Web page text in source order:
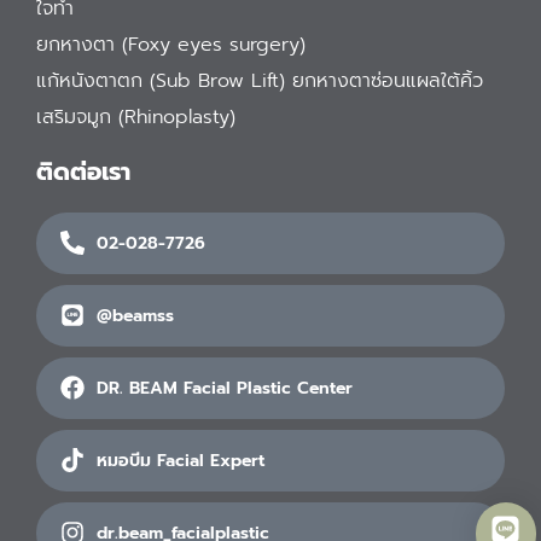
ใจทำ
ยกหางตา (Foxy eyes surgery)
แก้หนังตาตก (Sub Brow Lift) ยกหางตาซ่อนแผลใต้คิ้ว
เสริมจมูก (Rhinoplasty)
ติดต่อเรา
02-028-7726
@beamss
DR. BEAM Facial Plastic Center
หมอบีม Facial Expert
dr.beam_facialplastic